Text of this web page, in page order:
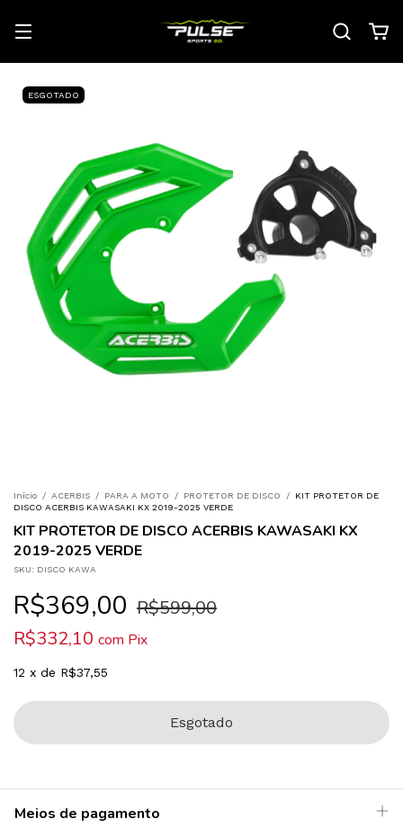
ESGOTADO
Início / ACERBIS / PARA A MOTO / PROTETOR DE DISCO /
KIT PROTETOR DE
DISCO ACERBIS KAWASAKI KX 2019-2025 VERDE
KIT PROTETOR DE DISCO ACERBIS KAWASAKI KX
2019-2025 VERDE
SKU: DISCO KAWA
R$369,00 R$599,00
R$332,10 com Pix
12 x de R$37,55
Meios de pagamento